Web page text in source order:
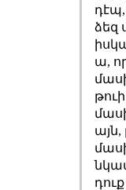
ձեզ
ա,
այն,